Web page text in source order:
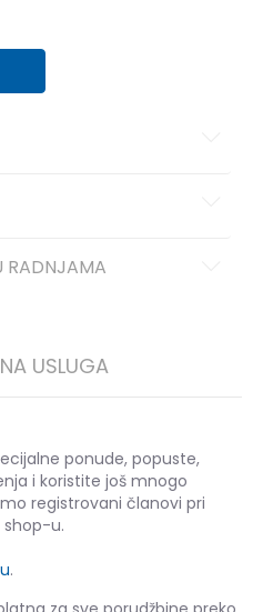
RADNJAMA
USLUGA
ponude, popuste,
i koristite još mnogo
registrovani članovi pri
u.
.